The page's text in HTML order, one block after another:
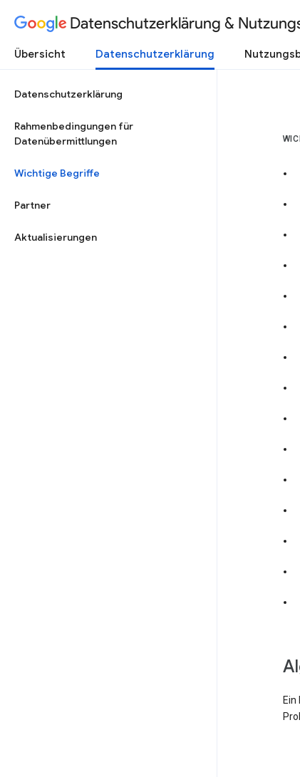
Datenschutzerklärung &
Übersicht Datenschutzerklärung
Datenschutzerklärung
Rahmenbedingungen für
Datenübermittlungen
Wichtige Begriffe
Partner
Aktualisierungen